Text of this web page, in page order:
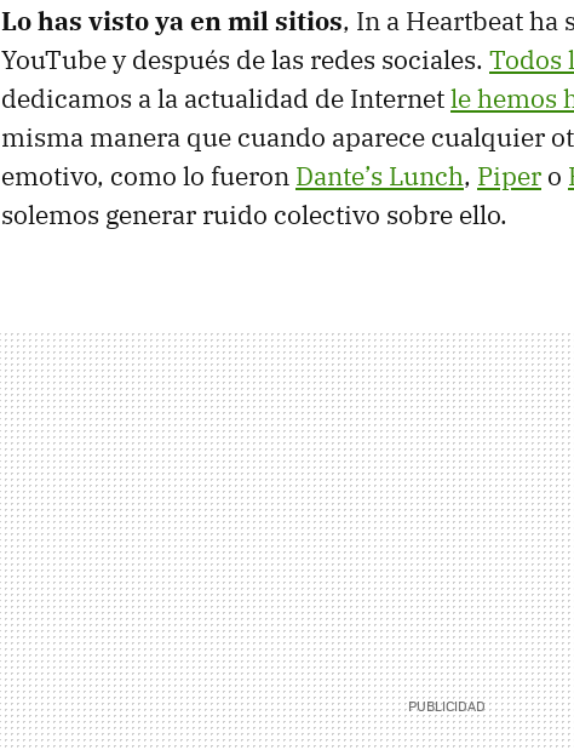
Lo has visto ya en mil sitios, In a Heartbeat
YouTube y después de las redes sociales. Todos
dedicamos a la actualidad de Internetle hemos
misma manera que cuando aparece cualquier
emotivo, como lo fueron Dante’s Lunch, Piper o
solemos generar ruido colectivo sobre ello.